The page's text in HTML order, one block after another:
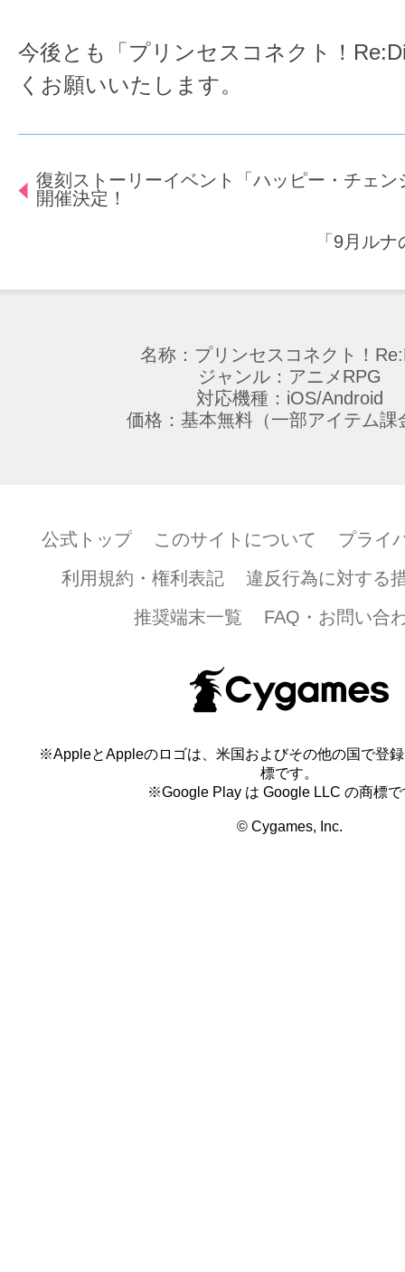
今後とも「プリンセスコネクト！
くお願いいたします。
復刻ストーリーイベント「ハッピー・チェン
開催決定！
「9月ル
名称：プリンセスコネクト！
ジャンル：アニメRPG
対応機種：iOS/Android
価格：基本無料（一部アイテム課
公式トップ このサイトについて
プライ
利用規約・権利表記
違反行為に対する
推奨端末一覧
FAQ・お問い合
※AppleとAppleのロゴは、米国およびその他の国で登
標です。
※Google Play は Google LLC の商標で
© Cygames, Inc.